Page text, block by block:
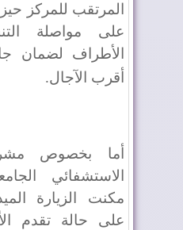
المرتقب للمركز
على مواصلة
الأطراف لضمان
أقرب الآجال.
أما بخصوص
الاستشفائي
مكنت الزيارة
على حالة تقدم